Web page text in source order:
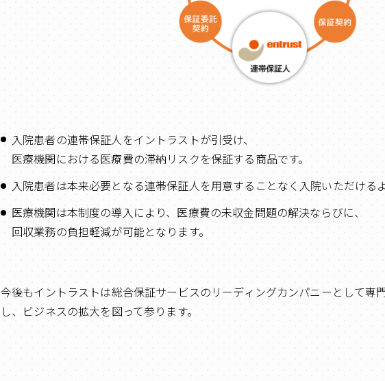
入院患者の連帯保証人をイントラストが引受け、
医療機関における医療費の滞納リスクを保証する商品です。
入院患者は本来必要となる連帯保証人を用意することなく入院いただける
医療機関は本制度の導入により、医療費の未収金問題の解決ならびに、
回収業務の負担軽減が可能となります。
今後もイントラストは総合保証サービスのリーディングカンパニーとして専
し、ビジネスの拡大を図って参ります。